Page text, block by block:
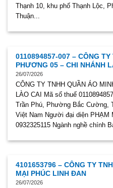
Thạnh 10, khu phố Thạnh Lộc,
Thuận...
0110894857-007 – CÔNG TY
PHƯƠNG 05 – CHI NHÁNH
26/07/2026
CÔNG TY TNHH QUẦN ÁO
LÀO CAI Mã số thuế
Trần Phú, Phường Bắc Cường,
Việt Nam Người đại diện PHẠM
0932325115 Ngành nghề chính
4101653796 – CÔNG TY
MẠI PHÚC LINH ĐAN
26/07/2026